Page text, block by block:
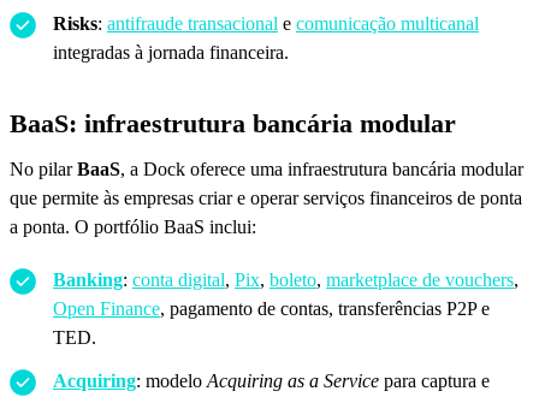
Risks: antifraude transacional e comunicação multicanal
integradas à jornada financeira.
BaaS: infraestrutura bancária modular
No pilarBaaS, a Dock oferece uma infraestrutura bancária modular
que permite às empresas criar e operar serviços financeiros de ponta
a ponta. O portfólio BaaS inclui:
Banking: conta digital, Pix, boleto, marketplace de vouchers,
Open Finance, pagamento de contas, transferências P2P e
TED.
Acquiring: modelo Acquiring as a Service para captura e